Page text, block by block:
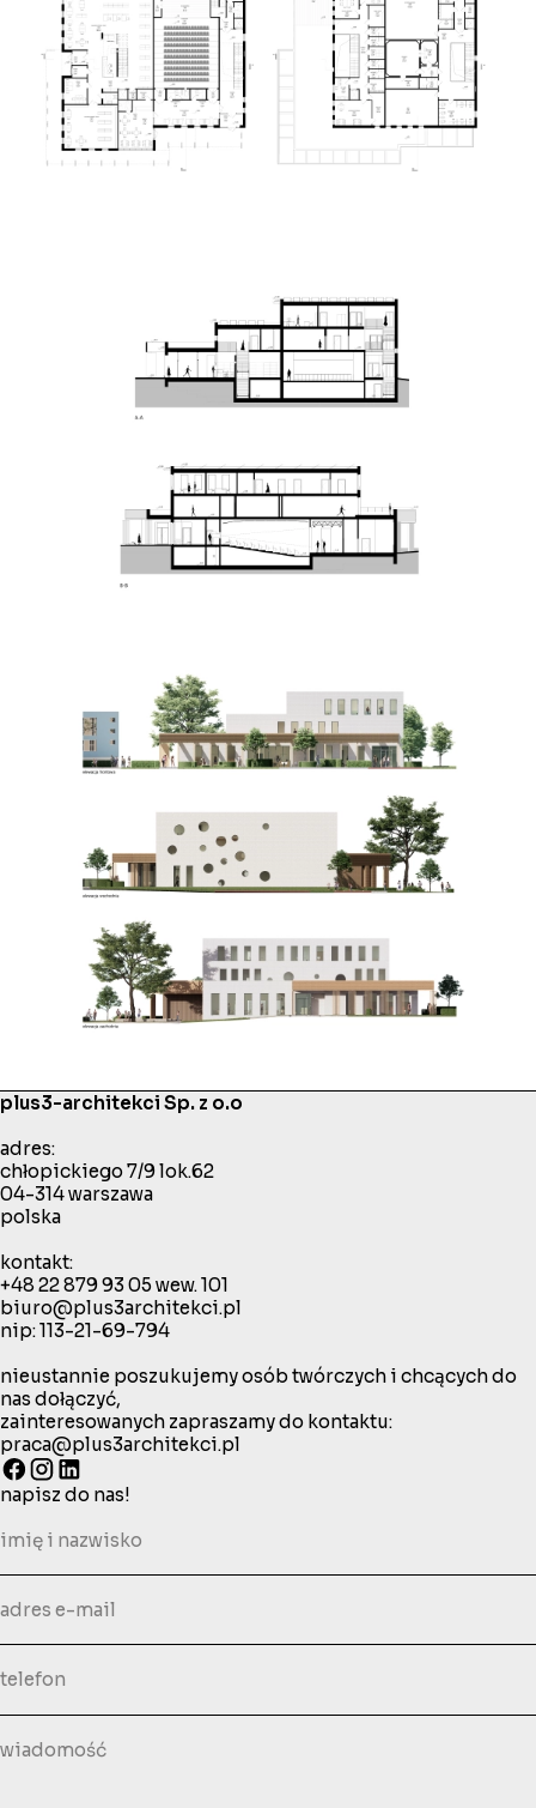
plus3-architekci Sp. z o.o
adres:
chłopickiego 7/9 lok.62
04-314 warszawa
polska
kontakt:
+48 22 879 93 05wew. 101
biuro@plus3architekci.pl
nip: 113-21-69-794
nieustannie poszukujemy osób twórczych i chcących do
nas dołączyć,
zainteresowanych zapraszamy do kontaktu:
praca@plus3architekci.pl
napisz do nas!